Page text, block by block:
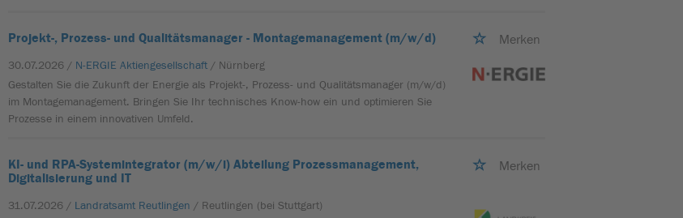
Projekt-, Prozess- und Qualitätsmanager - Montagemanagement (m/w/d) Merken
30.07.2026 / N-ERGIE Aktiengesellschaft / Nürnberg
Gestalten Sie die Zukunft der Energie als Projekt-, Prozess- und Qualitätsmanager (m/w/d)
im Montagemanagement. Bringen Sie Ihr technisches Know-how ein und optimieren Sie
Prozesse in einem innovativen Umfeld.
KI- und RPA-Systemintegrator (m/w/i) Abteilung Prozessmanagement,
Digitalisierung und IT
Merken
31.07.2026 / Landratsamt Reutlingen / Reutlingen (bei Stuttgart)